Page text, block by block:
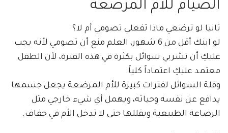
الصيام للأم المرضعة
ثانيا لو ترضعي ماذا تفعلي تصومي أم لا؟
لو ابنك أقل من 6 شهور، العلم منع أن تصومي لأنه يجب
عليكِ أن تشربي سوائل بكثرة في هذه الفترة، لأن الطفل
معتمد عليكِ اعتماداً كلياً.
وقلة السوائل لفترات كبيرة للأم المرضعة يجعل جسمها
يدافع عن نفسه وحياته، ويهمل أي شيء خارجي مثل
الرضاعة الطبيعية ويقللها حتى لا تدخل الأم في جفاف.